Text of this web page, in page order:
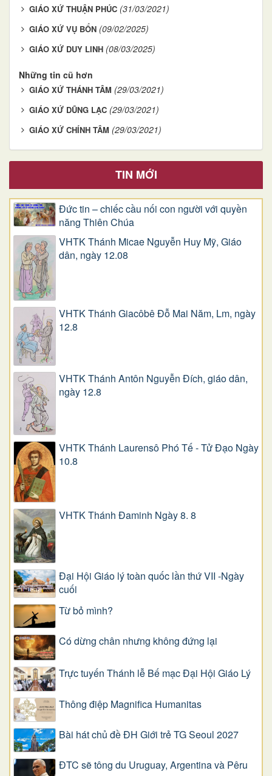
GIÁO XỨ THUẬN PHÚC (31/03/2021)
GIÁO XỨ VỤ BỔN (09/02/2025)
GIÁO XỨ DUY LINH (08/03/2025)
Những tin cũ hơn
GIÁO XỨ THÁNH TÂM (29/03/2021)
GIÁO XỨ DŨNG LẠC (29/03/2021)
GIÁO XỨ CHÍNH TÂM (29/03/2021)
TIN MỚI
Đức tin – chiếc cầu nối con người với quyền
năng Thiên Chúa
VHTK Thánh Micae Nguyễn Huy Mỹ, Giáo
dân, ngày 12.08
VHTK Thánh Giacôbê Ðỗ Mai Năm, Lm, ngày
12.8
VHTK Thánh Antôn Nguyễn Ðích, giáo dân,
ngày 12.8
VHTK Thánh Laurensô Phó Tế - Tử Đạo Ngày
10.8
VHTK Thánh Đaminh Ngày 8. 8
Đại Hội Giáo lý toàn quốc lần thứ VII -Ngày
cuối
Từ bỏ mình?
Có dừng chân nhưng không đứng lại
Trực tuyến Thánh lễ Bế mạc Đại Hội Giáo Lý
Thông điệp Magnifica Humanitas
Bài hát chủ đề ĐH Giới trẻ TG Seoul 2027
ĐTC sẽ tông du Uruguay, Argentina và Pêru